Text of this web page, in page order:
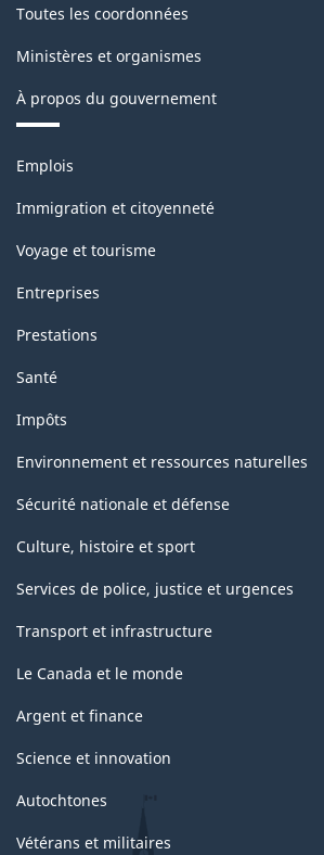
Toutes les coordonnées
Ministères et organismes
À propos du gouvernement
Thèmes
sujets
Emplois
Immigration et citoyenneté
Voyage et tourisme
Entreprises
Prestations
Santé
Impôts
Environnement et ressources naturelles
Sécurité nationale et défense
Culture, histoire et sport
Services de police, justice et urgences
Transport et infrastructure
Le Canada et le monde
Argent et finance
Science et innovation
Autochtones
Vétérans et militaires